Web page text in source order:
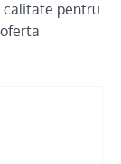
calitate pentru